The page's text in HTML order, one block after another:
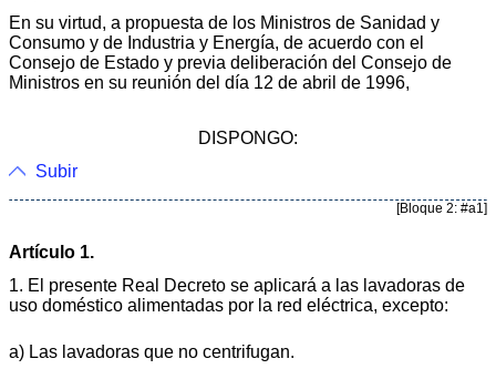
En su virtud, a propuesta de los Ministros de Sanidad y
Consumo y de Industria y Energía, de acuerdo con el
Consejo de Estado y previa deliberación del Consejo de
Ministros en su reunión del día 12 de abril de 1996,
DISPONGO:
Subir
[Bloque 2: #a1]
Artículo 1.
1. El presente Real Decreto se aplicará a las lavadoras de
uso doméstico alimentadas por la red eléctrica, excepto:
a) Las lavadoras que no centrifugan.